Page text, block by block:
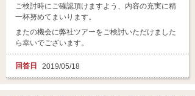
ご検討時にご確認頂けますよう、内容の充実に精
一杯努めてまいります。
またの機会に弊社ツアーをご検討いただけました
ら幸いでございます。
回答日 2019/05/18